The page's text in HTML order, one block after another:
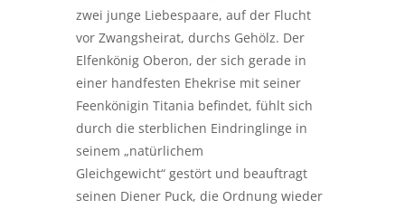
zwei junge Liebespaare, auf der Flucht
vor Zwangsheirat, durchs Gehölz. Der
Elfenkönig Oberon, der sich gerade in
einer handfesten Ehekrise mit seiner
Feenkönigin Titania befindet, fühlt sich
durch die sterblichen Eindringlinge in
seinem „natürlichem
Gleichgewicht“ gestört und beauftragt
seinen Diener Puck, die Ordnung wieder